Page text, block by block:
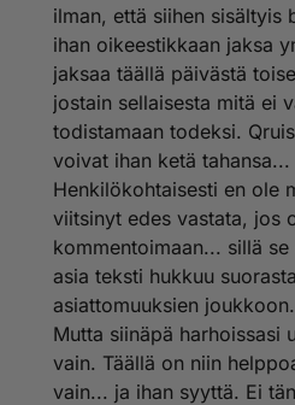
ilman, että siihen sisältyis
ihan oikeestikkaan jaksa
jaksaa täällä päivästä
jostain sellaisesta mitä ei
todistamaan todeksi.
voivat ihan ketä tahansa...
Henkilökohtaisesti en ole
viitsinyt edes vastata, jos
kommentoimaan... sillä
asia teksti hukkuu
asiattomuuksien joukkoon.
Mutta siinäpä harhoissasi
vain. Täällä on niin
vain... ja ihan syyttä. Ei